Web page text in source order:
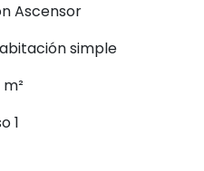
Ascensor
simple
1